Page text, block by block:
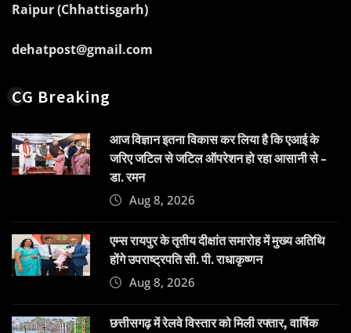
Raipur (Chhattisgarh)
dehatpost@gmail.com
CG Breaking
आज विज्ञान इतना विकास कर लिया है कि एआई के
जरिए जटिल से जटिल ऑपरेशन हो रहा आसानी से –
डा. रमन
Aug 8, 2026
एम्स रायपुर के तृतीय दीक्षांत समारोह में मुख्य अतिथि
होंगे उपराष्ट्रपति सी. पी. राधाकृष्णन
Aug 8, 2026
छत्तीसगढ़ में रेलवे विस्तार को मिली रफ्तार, वार्षिक